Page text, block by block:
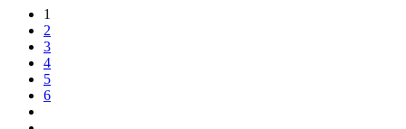
1
2
3
4
5
6